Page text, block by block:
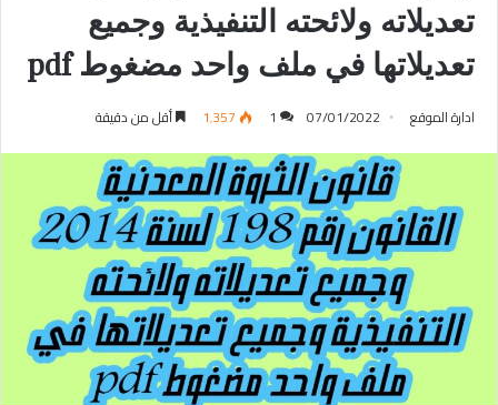
تعديلاته ولائحته التنفيذية وجميع
تعديلاتها في ملف واحد مضغوط pdf
ادارة الموقع 07/01/2022
1 1٬357 أقل من دقيقة